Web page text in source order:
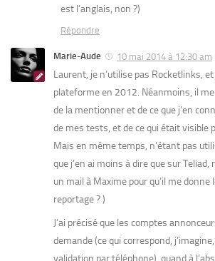
est l’anglais, non ?)
Répondre
Marie-Aude 10 mai 2014 à 12:30 am
Laurent, je n’utilise pas Rocketlinks, et
plateforme en 2012. Néanmoins, il
de la mentionner et de ce que j’en
de mes tests, et de ce qui était visible
Mais en même temps, n’étant pas
que j’en ai moins à dire que sur Teliad,
un mail à Maxime pour qu’il me donne
reportage ? )
J’ai précisé que les comptes
demande (ce qui correspond,